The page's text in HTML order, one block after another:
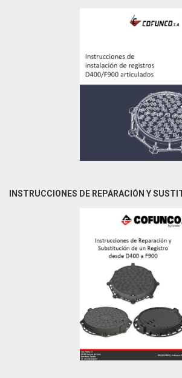
INSTRUCCIONES DE REPARACIÓN Y